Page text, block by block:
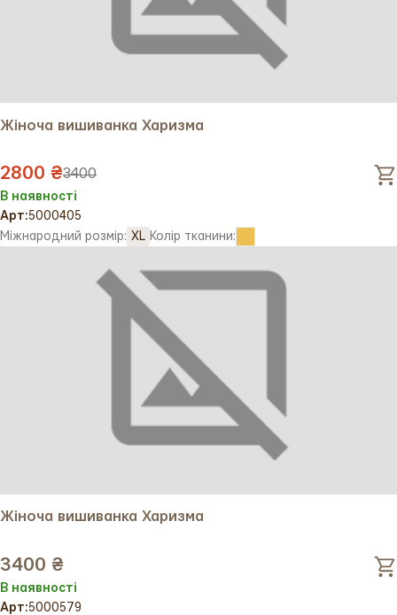
Жіноча вишиванка Харизма
2800 ₴3400
В наявності
Арт:5000405
Міжнародний розмір: XL Колір тканини:
Жіноча вишиванка Харизма
3400 ₴
В наявності
Арт:5000579